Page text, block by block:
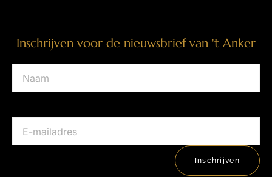
Inschrijven voor de nieuwsbrief van 't Anker
Naam
Inschrijven